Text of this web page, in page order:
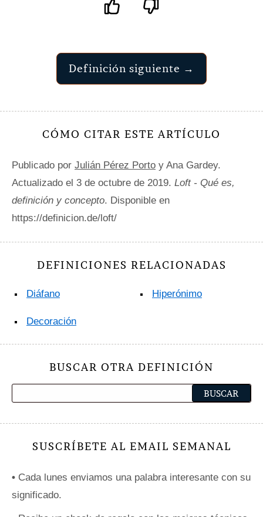
Definición siguiente →
CÓMO CITAR ESTE ARTÍCULO
Publicado por Julián Pérez Porto y Ana Gardey.
Actualizado el 3 de octubre de 2019. Loft - Qué es,
definición y concepto. Disponible en
https://definicion.de/loft/
DEFINICIONES RELACIONADAS
Diáfano
Decoración
Hiperónimo
BUSCAR OTRA DEFINICIÓN
SUSCRÍBETE AL EMAIL SEMANAL
• Cada lunes enviamos una palabra interesante con su
significado.